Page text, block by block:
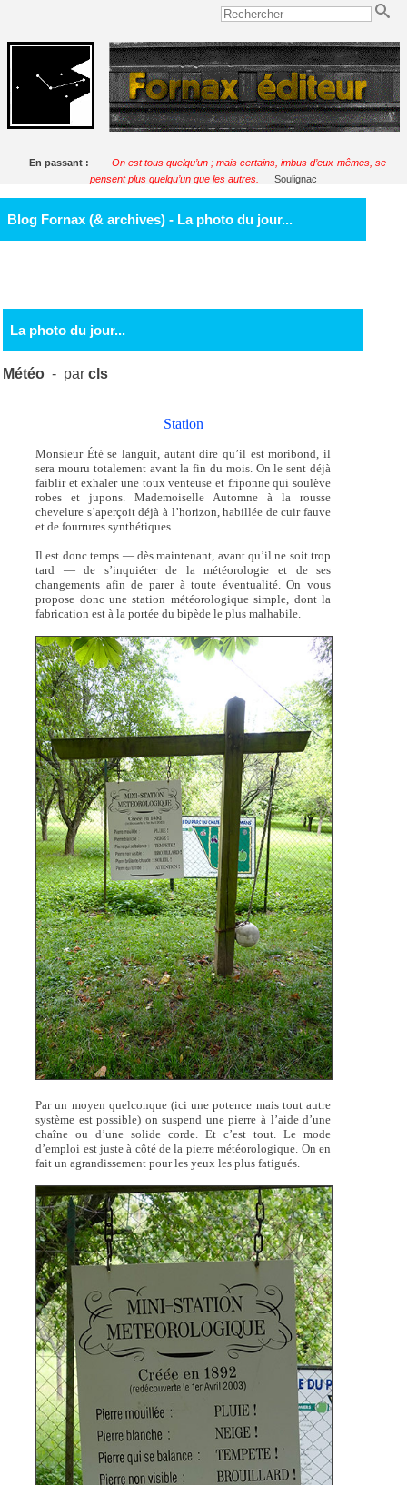
En passant :
On est tous quelqu’un ; mais certains, imbus d’eux-mêmes, se
pensent plus quelqu’un que les autres.
Soulignac
Blog Fornax (& archives) - La photo du jour...
La photo du jour...
Météo - parcls
Station
Monsieur Été se languit, autant dire qu’il est moribond, il
sera mouru totalement avant la fin du mois. On le sent déjà
faiblir et exhaler une toux venteuse et friponne qui soulève
robes et jupons. Mademoiselle Automne à la rousse
chevelure s’aperçoit déjà à l’horizon, habillée de cuir fauve
et de fourrures synthétiques.
Il est donc temps — dès maintenant, avant qu’il ne soit trop
tard — de s’inquiéter de la météorologie et de ses
changements afin de parer à toute éventualité. On vous
propose donc une station météorologique simple, dont la
fabrication est à la portée du bipède le plus malhabile.
Par un moyen quelconque (ici une potence mais tout autre
système est possible) on suspend une pierre à l’aide d’une
chaîne ou d’une solide corde. Et c’est tout. Le mode
d’emploi est juste à côté de la pierre météorologique. On en
fait un agrandissement pour les yeux les plus fatigués.